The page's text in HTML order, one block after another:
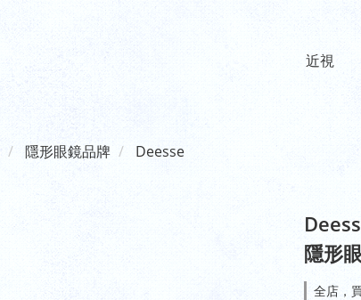
近視
隱形眼鏡品牌 Deesse
隱形
全店，